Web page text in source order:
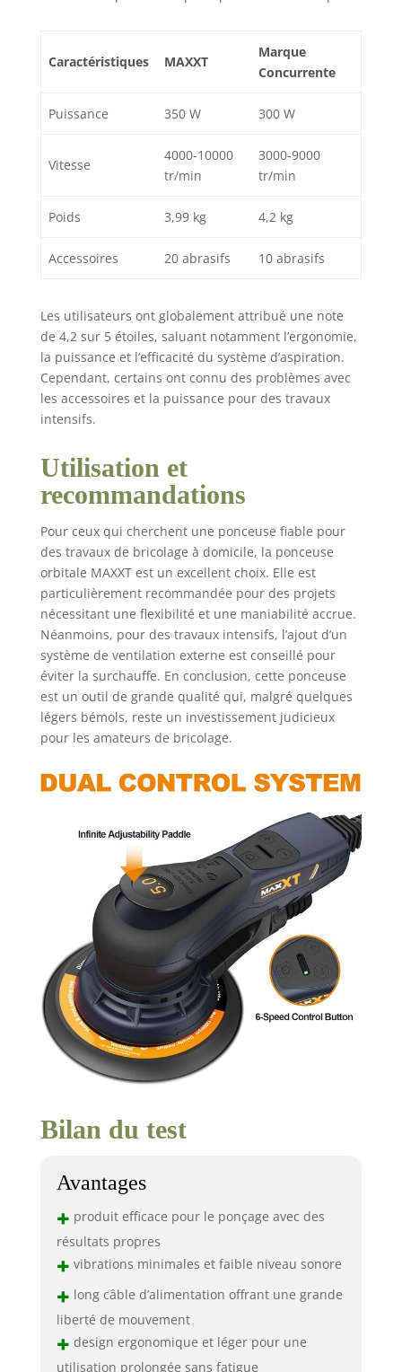
Caractéristiques MAXXT
Marque
Concurrente
Puissance 350 W 300 W
Vitesse
4000-10000
tr/min
3000-9000
tr/min
Poids 3,99 kg 4,2 kg
Accessoires 20 abrasifs 10 abrasifs
Les utilisateurs ont globalement attribué une note
de 4,2 sur 5 étoiles, saluant notamment l’ergonomie,
la puissance et l’efficacité du système d’aspiration.
Cependant, certains ont connu des problèmes avec
les accessoires et la puissance pour des travaux
intensifs.
Utilisation et
recommandations
Pour ceux qui cherchent une ponceuse fiable pour
des travaux de bricolage à domicile, la ponceuse
orbitale MAXXT est un excellent choix. Elle est
particulièrement recommandée pour des projets
nécessitant une flexibilité et une maniabilité accrue.
Néanmoins, pour des travaux intensifs, l’ajout d’un
système de ventilation externe est conseillé pour
éviter la surchauffe. En conclusion, cette ponceuse
est un outil de grande qualité qui, malgré quelques
légers bémols, reste un investissement judicieux
pour les amateurs de bricolage.
Bilan du test
Avantages
+ produit efficace pour le ponçage avec des
résultats propres
+ vibrations minimales et faible niveau sonore
+ long câble d’alimentation offrant une grande
liberté de mouvement
+ design ergonomique et léger pour une
utilisation prolongée sans fatigue